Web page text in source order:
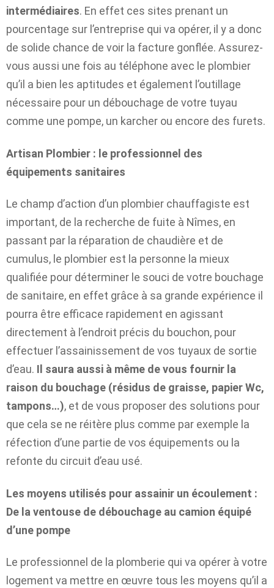
intermédiaires. En effet ces sites prenant un
pourcentage sur l’entreprise qui va opérer, il y a donc
de solide chance de voir la facture gonflée. Assurez-
vous aussi une fois au téléphone avec le plombier
qu’il a bien les aptitudes et également l’outillage
nécessaire pour un débouchage de votre tuyau
comme une pompe, un karcher ou encore des furets.
Artisan Plombier : le professionnel des
équipements sanitaires
Le champ d’action d’un plombier chauffagiste est
important, de la recherche de fuite à Nîmes, en
passant par la réparation de chaudière et de
cumulus, le plombier est la personne la mieux
qualifiée pour déterminer le souci de votre bouchage
de sanitaire, en effet grâce à sa grande expérience il
pourra être efficace rapidement en agissant
directement à l’endroit précis du bouchon, pour
effectuer l’assainissement de vos tuyaux de sortie
d’eau. Il saura aussi à même de vous fournir la
raison du bouchage (résidus de graisse, papier Wc,
tampons…), et de vous proposer des solutions pour
que cela se ne réitère plus comme par exemple la
réfection d’une partie de vos équipements ou la
refonte du circuit d’eau usé.
Les moyens utilisés pour assainir un écoulement :
De la ventouse de débouchage au camion équipé
d’une pompe
Le professionnel de la plomberie qui va opérer à votre
logement va mettre en œuvre tous les moyens qu’il a